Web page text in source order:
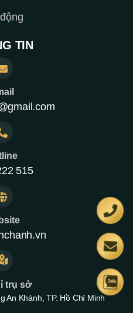
TIN
515
trụ sở
An Khánh, TP. Hồ Chí Minh